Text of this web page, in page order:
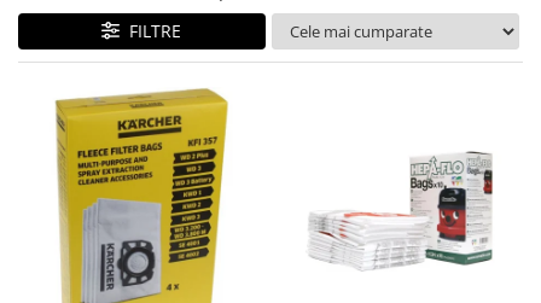
Curatenie si intretinere
Decoratiuni
Hobby-uri creative
Iluminat & Electrice
Jaluzele
Kit-uri automatizari porti si usi
Mobila dormitor
Mobila gradina & terasa
FILTRE